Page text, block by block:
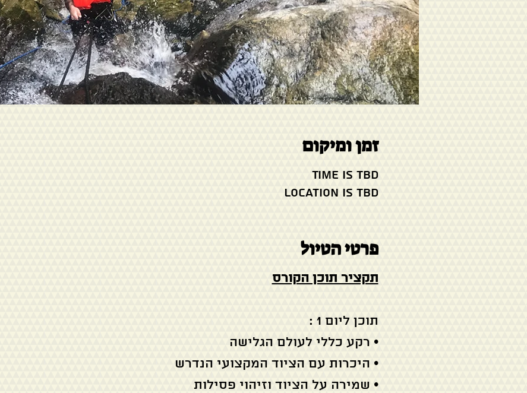
זמן ומיקום
Time is TBD
Location is TBD
פרטי הטיול
תקציר תוכן הקורס
תוכן ליום 1 :
• רקע כללי לעולם הגלישה
• היכרות עם הציוד המקצועי הנדרש
• שמירה על הציוד וזיהוי פסילות